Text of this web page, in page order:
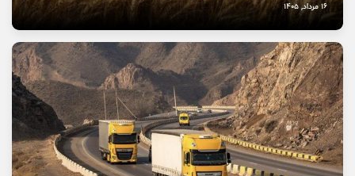
16 مرداد, 1405